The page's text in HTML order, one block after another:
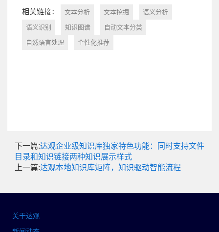
相关链接： 文本分析 文本挖掘 语义分析
语义识别 知识图谱 自动文本分类
自然语言处理 个性化推荐
下一篇:达观企业级知识库独家特色功能：同时支持文件
目录和知识链接两种知识展示样式
上一篇:达观本地知识库矩阵，知识驱动智能流程
关于达观